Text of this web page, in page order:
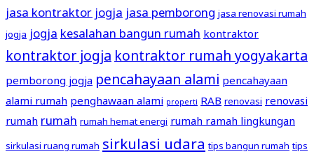
jasa kontraktor jogja jasa pemborong jasa renovasi rumah
jogja jogja kesalahan bangun rumah kontraktor
kontraktor jogja kontraktor rumah yogyakarta
pemborong jogja pencahayaan alami pencahayaan
alami rumah penghawaan alami properti RAB renovasi renovasi
rumah rumah rumah hemat energi rumah ramah lingkungan
sirkulasi ruang rumah sirkulasi udara tips bangun rumah tips